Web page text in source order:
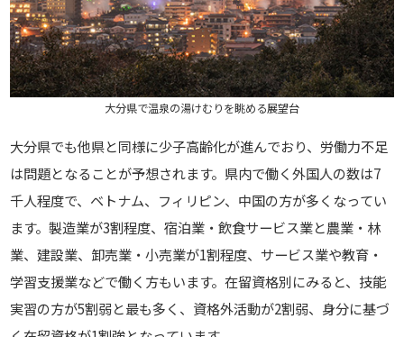
大分県で温泉の湯けむりを眺める展望台
大分県でも他県と同様に少子高齢化が進んでおり、労働力不足
は問題となることが予想されます。県内で働く外国人の数は7
千人程度で、ベトナム、フィリピン、中国の方が多くなってい
ます。製造業が3割程度、宿泊業・飲食サービス業と農業・林
業、建設業、卸売業・小売業が1割程度、サービス業や教育・
学習支援業などで働く方もいます。在留資格別にみると、技能
実習の方が5割弱と最も多く、資格外活動が2割弱、身分に基づ